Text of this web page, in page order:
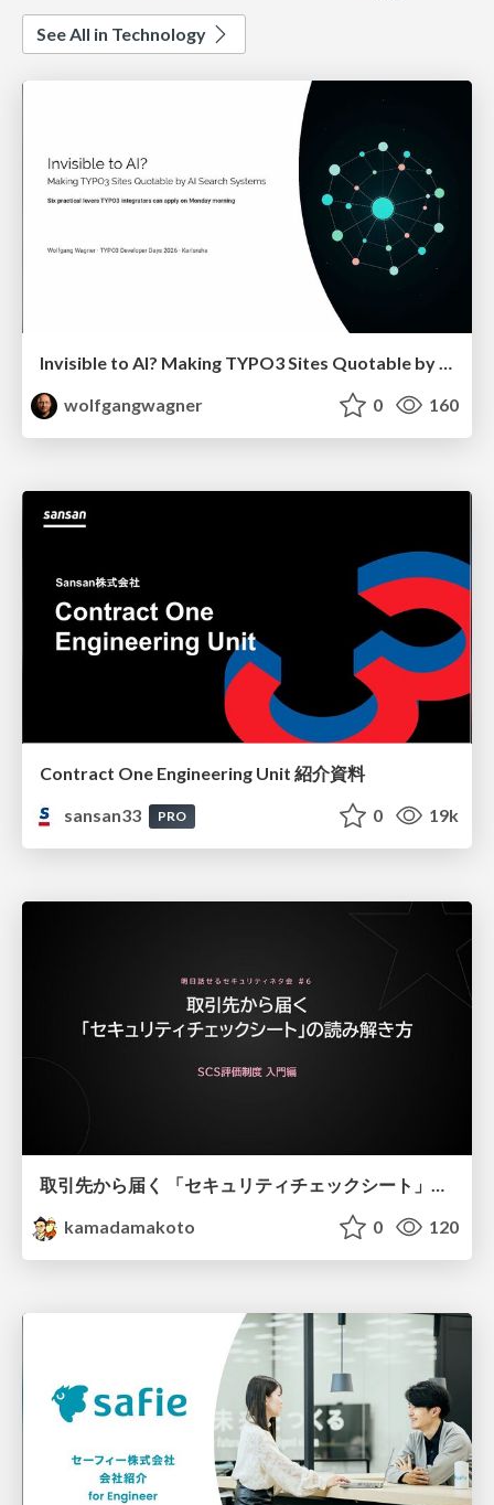
See All in Technology
Invisible to AI? Making TYPO3 Sites Quotable by AI Search Systems
wolfgangwagner
0 160
Contract One Engineering Unit 紹介資料
sansan33
PRO 0 19k
kamadamakoto
0 120